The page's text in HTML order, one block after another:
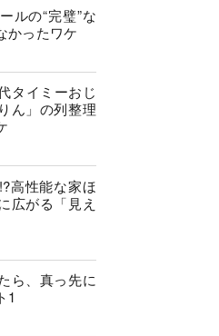
ルの“完璧”な
かったワケ
タイミーおじ
ん」の列整理
高性能な家ほ
広がる「見え
ら、真っ先に
1